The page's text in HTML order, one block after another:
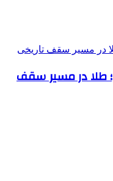
فلزات امروز ۲۷ دی؛ طلا در مسیر سقف